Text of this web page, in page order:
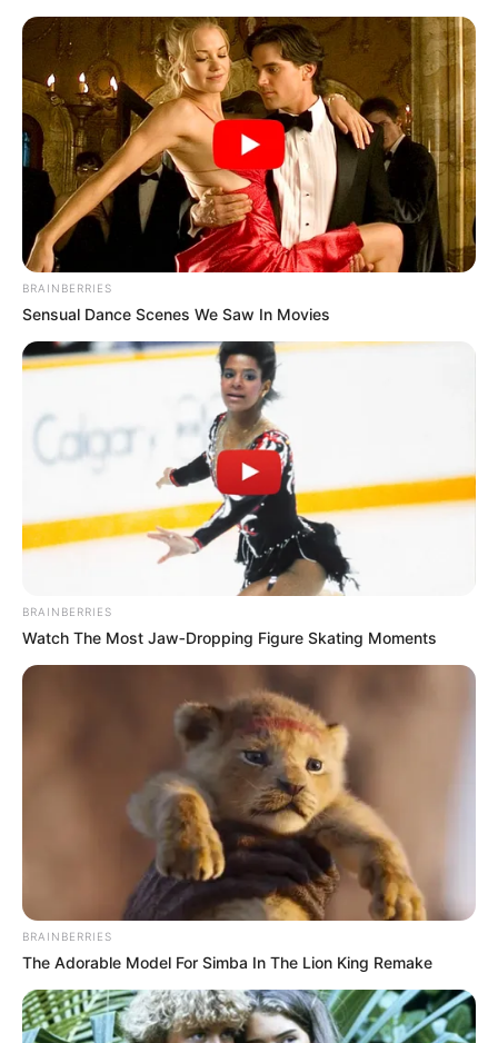
MENU
ET
WIDGETS
QUINTE PRIX KERJACQUES
PRONOSTIC PRESSE 05-04-
2025
Samedi 5 Avril 2025 à VINCENNES dans la Réunion
n°1 QUINTE PRIX KERJACQUES – Trot Attelé – 2700
BRAINBERRIES
Sensual Dance Scenes We Saw In Movies
BRAINBERRIES
Watch The Most Jaw‑Dropping Figure Skating Moments
BRAINBERRIES
The Adorable Model For Simba In The Lion King Remake